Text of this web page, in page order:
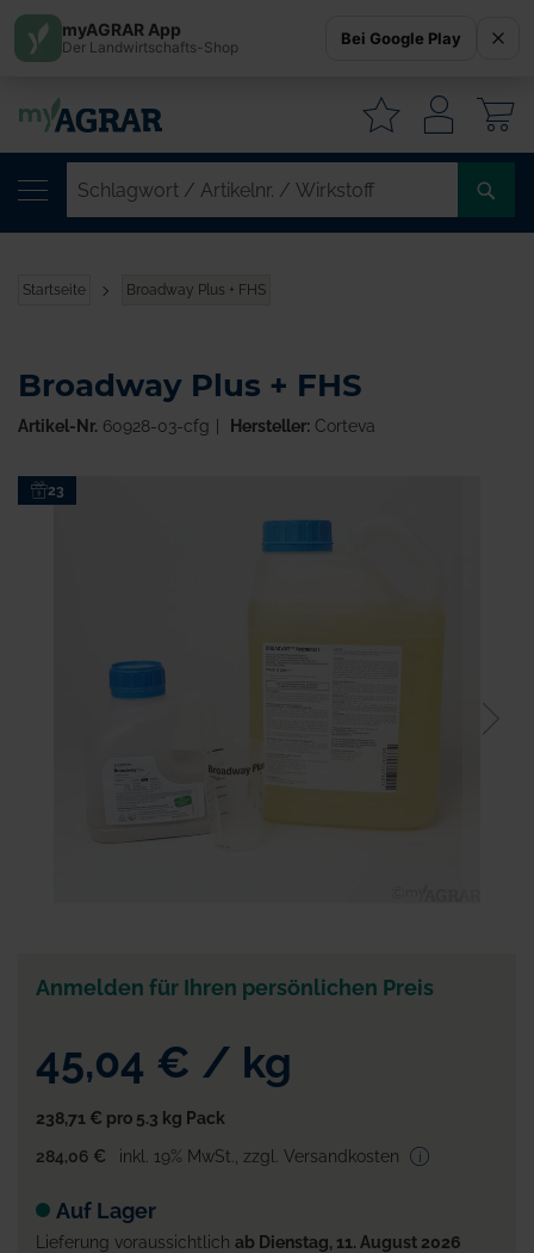
Startseite Broadway Plus + FHS
Zum23
Bildgalerie
Broadway Plus + FHS
Artikel-Nr. 60928-03-cfg Hersteller:Corteva
Anmelden für Ihren persönlichen Preis
45,04 € / kg
238,71 € pro 5.3 kg Pack
284,06 €
inkl. 19% MwSt. zzgl. Versandkosten
Auf Lager
Lieferung voraussichtlich ab Dienstag, 11. August 2026
myAGRAR App
Der Landwirtschafts-Shop Bei Google Play